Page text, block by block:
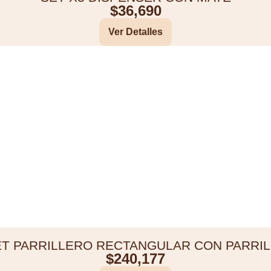
$36,690
Ver Detalles
PARRILLERO RECTANGULAR CON
$240,177